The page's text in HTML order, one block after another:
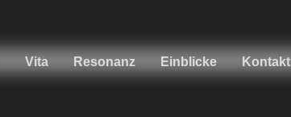
Vita Resonanz Einblicke Kontakt